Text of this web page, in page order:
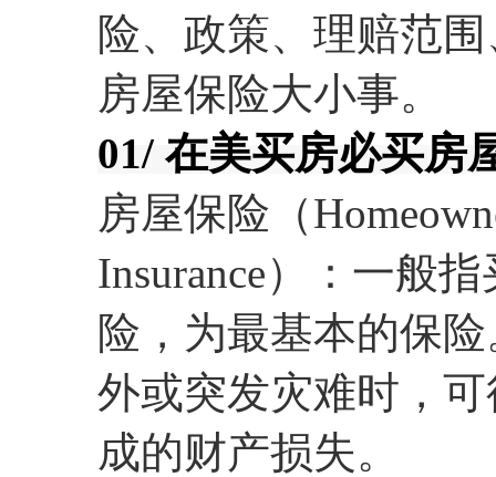
险、政策、理赔范
房屋保险大小事。
01/ 在美买房必买房
房屋保险（
Insurance）：一般
险，为最基本的保
外或突发灾难时，
成的财产损失。